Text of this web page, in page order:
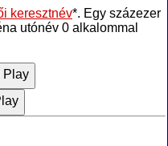
keresztnév*. Egy százezer
utónév 0 alkalommal